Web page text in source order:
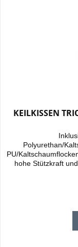
KEILKISSEN
Polyurethan/
PU/
hohe Stützkraft
sehr gut